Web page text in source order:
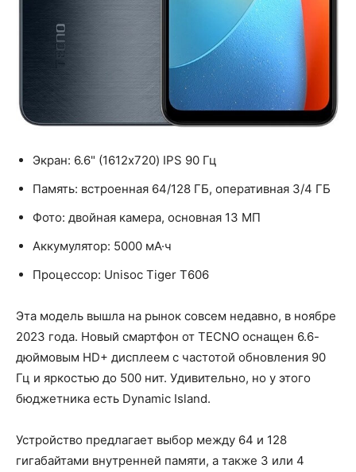
Экран: 6.6" (1612x720) IPS 90 Гц
Память: встроенная 64/128 ГБ, оперативная 3/4 ГБ
Фото: двойная камера, основная 13 МП
Аккумулятор: 5000 мА·ч
Процессор: Unisoc Tiger T606
Эта модель вышла на рынок совсем недавно, в ноябре
2023 года. Новый смартфон от TECNO оснащен 6.6-
дюймовым HD+ дисплеем с частотой обновления 90
Гц и яркостью до 500 нит. Удивительно, но у этого
бюджетника есть Dynamic Island.
Устройство предлагает выбор между 64 и 128
гигабайтами внутренней памяти, а также 3 или 4